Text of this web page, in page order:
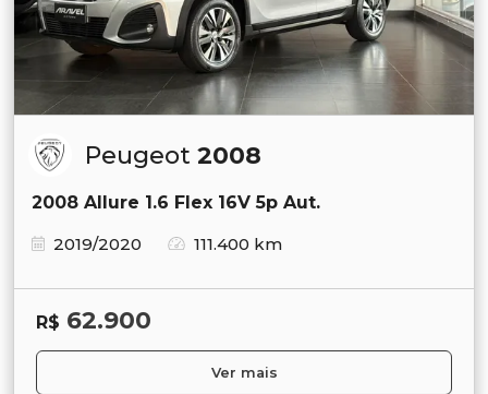
Peugeot 2008
2008 Allure 1.6 Flex 16V 5p Aut.
2019/2020
111.400 km
R$ 62.900
Ver mais